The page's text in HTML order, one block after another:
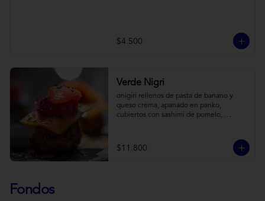
$4.500
Verde Nigri
onigiri rellenos de pasta de banano y
queso crema, apanado en panko,
cubiertos con sashimi de pomelo,
de crema de coco con wasabi y tierra de
cochayuyo.
$11.800
Fondos